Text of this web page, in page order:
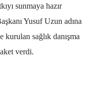
sunmaya hazır
Yusuf Uzun adına
kurulan sağlık danışma
verdi.